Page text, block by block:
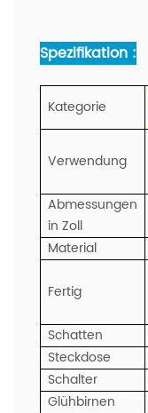
Spezifikation :
Kategorie
Verwendung
Abmessungen
in Zoll
Material
Fertig
Schatten
Steckdose
Schalter
Glühbirnen